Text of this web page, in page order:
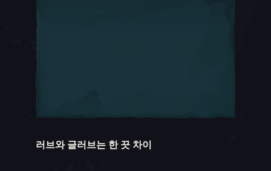
러브와 글러브는 한 끗 차이